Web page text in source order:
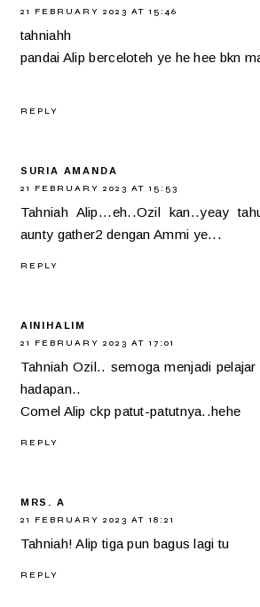
21 FEBRUARY 2023 AT 15:46
tahniahh
pandai Alip berceloteh ye he hee bkn
REPLY
SURIA AMANDA
21 FEBRUARY 2023 AT 15:53
Tahniah Alip...eh..Ozil kan..yeay
aunty gather2 dengan Ammi ye...
REPLY
AINIHALIM
21 FEBRUARY 2023 AT 17:01
Tahniah Ozil.. semoga menjadi
hadapan..
Comel Alip ckp patut-patutnya..hehe
REPLY
MRS. A
21 FEBRUARY 2023 AT 18:21
Tahniah! Alip tiga pun bagus lagi tu
REPLY